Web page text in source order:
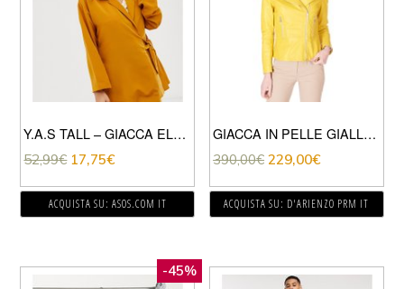
Y.A.S TALL – GIACCA ELEGANTE SENAPE CON ALLACCIATURA LATERALE-GIALLO
52,99€ 17,75€
ACQUISTA SU: ASOS.COM IT
GIACCA IN PELLE GIALLA NAPPA EFFETTO LISCIO
390,00€ 229,00€
ACQUISTA SU: D'ARIENZO PRM IT
-45%